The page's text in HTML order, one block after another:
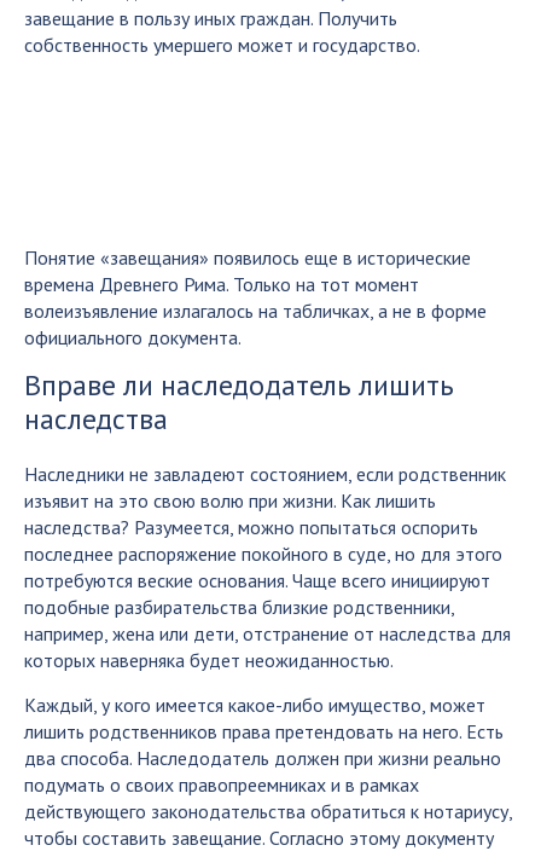
завещание в пользу иных граждан. Получить
собственность умершего может и государство.
Понятие «завещания» появилось еще в исторические
времена Древнего Рима. Только на тот момент
волеизъявление излагалось на табличках, а не в форме
официального документа.
Вправе ли наследодатель лишить
наследства
Наследники не завладеют состоянием, если родственник
изъявит на это свою волю при жизни. Как лишить
наследства? Разумеется, можно попытаться оспорить
последнее распоряжение покойного в суде, но для этого
потребуются веские основания. Чаще всего инициируют
подобные разбирательства близкие родственники,
например, жена или дети, отстранение от наследства для
которых наверняка будет неожиданностью.
Каждый, у кого имеется какое-либо имущество, может
лишить родственников права претендовать на него. Есть
два способа. Наследодатель должен при жизни реально
подумать о своих правопреемниках и в рамках
действующего законодательства обратиться к нотариусу,
чтобы составить завещание. Согласно этому документу